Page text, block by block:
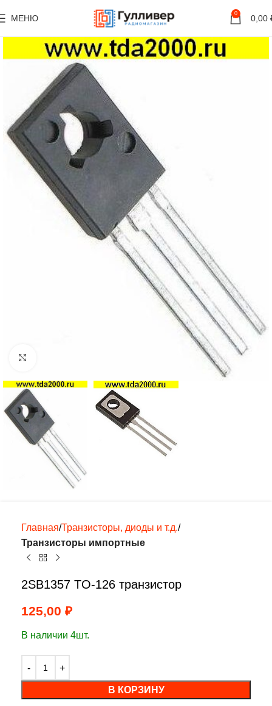
МЕНЮ 0 0,00
Главная Транзисторы, диоды и т.д.
Транзисторы импортные
2SB1357 TO-126 транзистор
125,00 ₽
В наличии 4шт.
В КОРЗИНУ